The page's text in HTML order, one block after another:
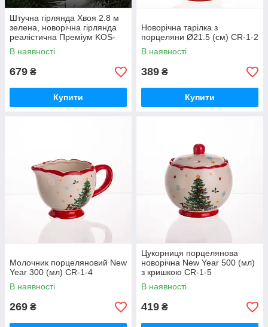
Штучна гірлянда Хвоя 2.8 м
зелена, новорічна гірлянда
реалістична Преміум KOS-
HVO128
В наявності
679 ₴
Купити
Новорічна тарілка з
порцеляни Ø21.5 (см) CR-1-2
В наявності
389 ₴
Купити
Молочник порцеляновий New
Year 300 (мл) CR-1-4
В наявності
269 ₴
Цукорниця порцелянова
новорічна New Year 500 (мл)
з кришкою CR-1-5
В наявності
419 ₴